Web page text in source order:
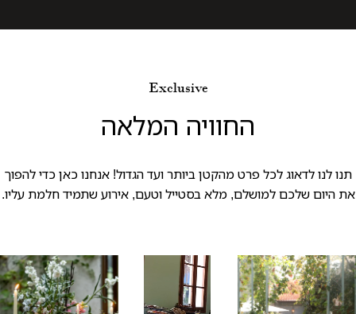
Exclusive
החוויה המלאה
תנו לנו לדאוג לכל פרט מהקטן ביותר ועד הגדול! אנחנו כאן כדי להפוך
את היום שלכם למושלם, מלא בסטייל וטעם, אירוע שתמיד חלמת עליו.